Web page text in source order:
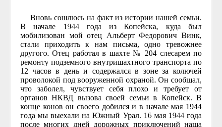
Вновь сошлюсь на факт из истории нашей семьи.
В начале 1944 года из Копейска, куда был
мобилизован мой отец Альберт Федорович Винк,
стали приходить к нам письма, одно тревожнее
другого. Отец работал в шахте № 204 слесарем по
ремонту подземного внутришахтного транспорта по
12 часов в день и содержался в зоне за колючей
проволокой под вооруженной охраной. Он сообщал,
что заболел, чувствует себя плохо и требует от
органов НКВД вызова своей семьи в Копейск. В
конце конов он своего добился и в начале мая 1944
года мы выехали на Южный Урал. 16 мая 1944 года
после многих дней дорожных приключений наша